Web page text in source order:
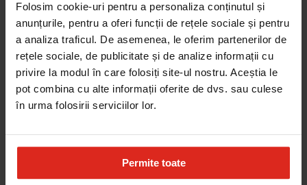
Folosim cookie-uri pentru a personaliza conținutul și
anunțurile, pentru a oferi funcții de rețele sociale și pentru
a analiza traficul. De asemenea, le oferim partenerilor de
rețele sociale, de publicitate și de analize informații cu
privire la modul în care folosiți site-ul nostru. Aceștia le
pot combina cu alte informații oferite de dvs. sau culese
în urma folosirii serviciilor lor.
Permite toate
-10%
Chiuveta Maris MRG 610-60
was 2.576,33 RON Pret special 2.318,70 RON
Adauga în cos